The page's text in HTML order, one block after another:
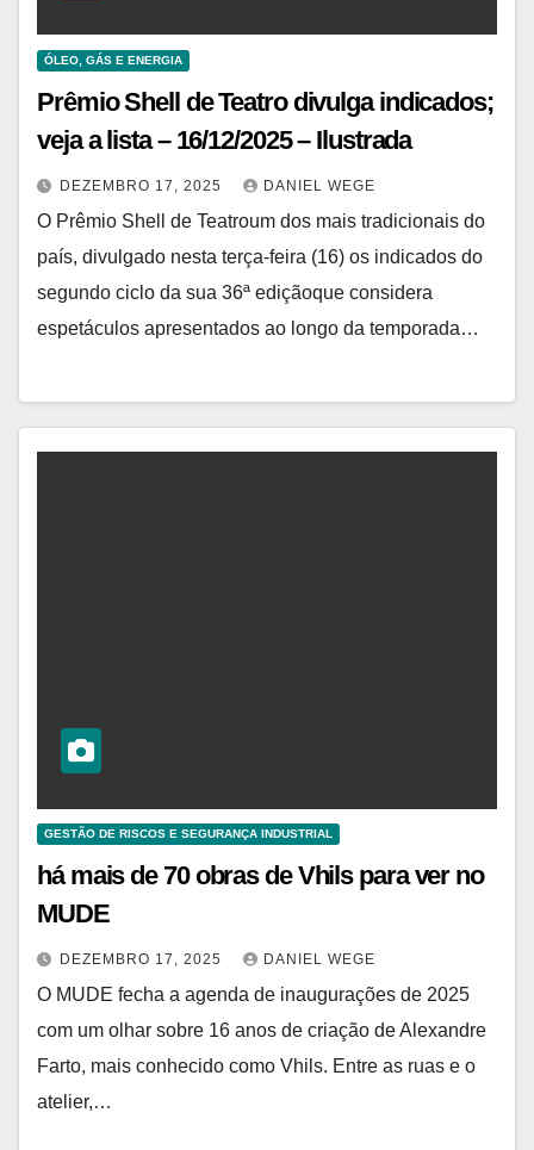
ÓLEO, GÁS E ENERGIA
Prêmio Shell de Teatro divulga indicados;
veja a lista – 16/12/2025 – Ilustrada
DEZEMBRO 17, 2025 DANIEL WEGE
O Prêmio Shell de Teatroum dos mais tradicionais do
país, divulgado nesta terça-feira (16) os indicados do
segundo ciclo da sua 36ª ediçãoque considera
espetáculos apresentados ao longo da temporada…
GESTÃO DE RISCOS E SEGURANÇA INDUSTRIAL
há mais de 70 obras de Vhils para ver no
MUDE
DEZEMBRO 17, 2025 DANIEL WEGE
O MUDE fecha a agenda de inaugurações de 2025
com um olhar sobre 16 anos de criação de Alexandre
Farto, mais conhecido como Vhils. Entre as ruas e o
atelier,…